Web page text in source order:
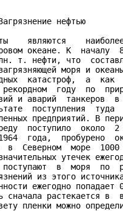
нефтью
являются
океане. К
т. нефти, что
моря и
катастроф,  а  как
году  по
и аварий  танкеров
поступления  туда
предприятий. В
поступило
года,  пробурено
в  Северном  море
утечек
поступают  в  моря  по
из этого
ежегодно
сначала растекается в
пленки можно